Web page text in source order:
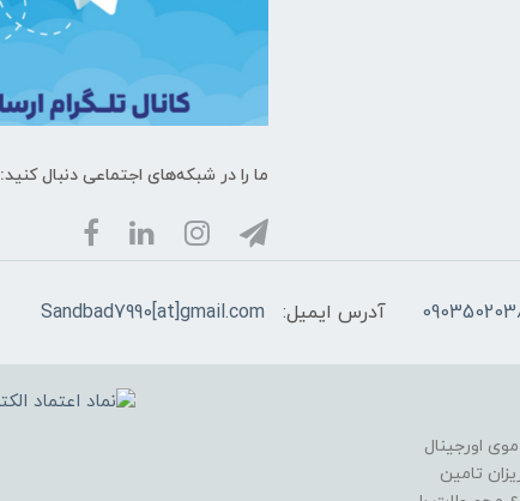
ما را در شبکه‌های اجتماعی دنبال کنید:
آدرس ایمیل: Sandbad7990[at]gmail.com
اورجینال
تامین